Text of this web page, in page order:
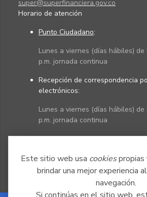
Este sitio web usa cookiespropias
brindar una mejor experiencia
navegación.
super@superfinanciera.gov.co
Horario de atención
Punto Ciudadano:
Lunes a viernes (días hábiles) de
p.m. jornada continua
Recepción de correspondencia
electrónicos:
Lunes a viernes (días hábiles) de
p.m. jornada continua